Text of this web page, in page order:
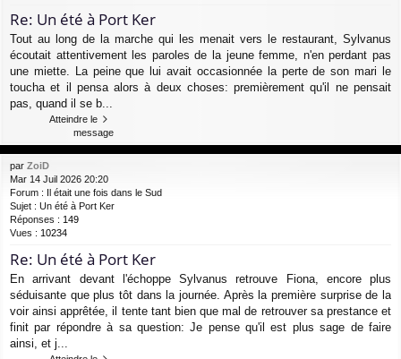
Re: Un été à Port Ker
Tout au long de la marche qui les menait vers le restaurant, Sylvanus
écoutait attentivement les paroles de la jeune femme, n'en perdant pas
une miette. La peine que lui avait occasionnée la perte de son mari le
toucha et il pensa alors à deux choses: premièrement qu'il ne pensait
pas, quand il se b...
Atteindre le
message
par ZoiD
Mar 14 Juil 2026 20:20
Forum :
Il était une fois dans le Sud
Sujet : Un été à Port Ker
Réponses : 149
Vues : 10234
Re: Un été à Port Ker
En arrivant devant l'échoppe Sylvanus retrouve Fiona, encore plus
séduisante que plus tôt dans la journée. Après la première surprise de la
voir ainsi apprêtée, il tente tant bien que mal de retrouver sa prestance et
finit par répondre à sa question: Je pense qu'il est plus sage de faire
ainsi, et j...